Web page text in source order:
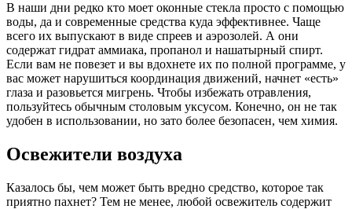
В наши дни редко кто моет оконные стекла просто с помощью
воды, да и современные средства куда эффективнее. Чаще
всего их выпускают в виде спреев и аэрозолей. А они
содержат гидрат аммиака, пропанол и нашатырный спирт.
Если вам не повезет и вы вдохнете их по полной программе, у
вас может нарушиться координация движений, начнет «есть»
глаза и разовьется мигрень. Чтобы избежать отравления,
пользуйтесь обычным столовым уксусом. Конечно, он не так
удобен в использовании, но зато более безопасен, чем химия.
Освежители воздуха
Казалось бы, чем может быть вредно средство, которое так
приятно пахнет? Тем не менее, любой освежитель содержит